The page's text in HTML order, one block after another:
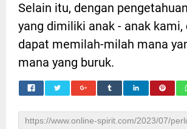
Selain itu, dengan
yang dimiliki anak - anak kami,
dapat memilah-milah mana
mana yang buruk.